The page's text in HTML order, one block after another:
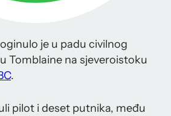
je u padu civilnog
Tomblaine na sjeveroistoku
.
pilot i deset putnika, među